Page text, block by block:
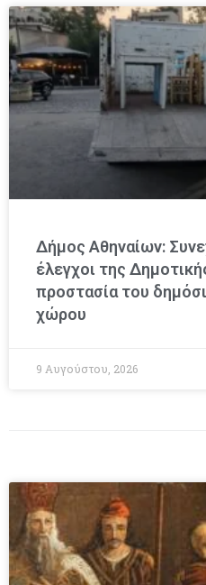
Δήμος Αθηναίων:
έλεγχοι της
προστασία του
χώρου
9 Αυγούστου, 2026